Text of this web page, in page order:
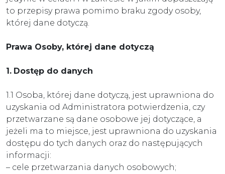
to przepisy prawa pomimo braku zgody osoby,
której dane dotyczą.
Prawa Osoby, której dane dotyczą
1. Dostęp do danych
1.1 Osoba, której dane dotyczą, jest uprawniona do
uzyskania od Administratora potwierdzenia, czy
przetwarzane są dane osobowe jej dotyczące, a
jeżeli ma to miejsce, jest uprawniona do uzyskania
dostępu do tych danych oraz do następujących
informacji:
– cele przetwarzania danych osobowych;